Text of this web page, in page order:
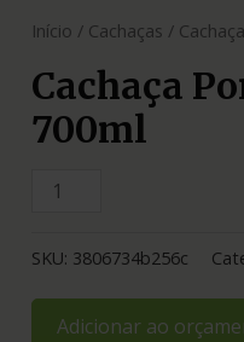
Início / Cachaças /
Cachaça
700ml
SKU: 3806734b256c
Adicionar ao